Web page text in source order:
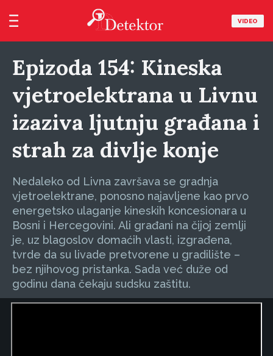
VIDEO
Epizoda 154: Kineska
vjetroelektrana u Livnu
izaziva ljutnju građana i
strah za divlje konje
Nedaleko od Livna završava se gradnja
vjetroelektrane, ponosno najavljene kao prvo
energetsko ulaganje kineskih koncesionara u
Bosni i Hercegovini. Ali građani na čijoj zemlji
je, uz blagoslov domaćih vlasti, izgrađena,
tvrde da su livade pretvorene u gradilište –
bez njihovog pristanka. Sada već duže od
godinu dana čekaju sudsku zaštitu.